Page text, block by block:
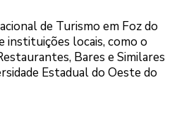
de Turismo em Foz do
instituições locais, como o
Bares e Similares
Estadual do Oeste do